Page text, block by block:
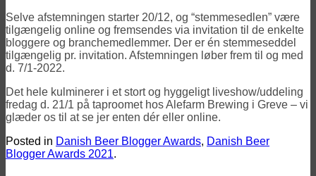
Selve afstemningen starter 20/12, og “stemmesedlen” være
tilgængelig online og fremsendes via invitation til de enkelte
bloggere og branchemedlemmer. Der er én stemmeseddel
tilgængelig pr. invitation. Afstemningen løber frem til og med
d. 7/1-2022.
Det hele kulminerer i et stort og hyggeligt liveshow/uddeling
fredag d. 21/1 på taproomet hos Alefarm Brewing i Greve – vi
glæder os til at se jer enten dér eller online.
Posted in Danish Beer Blogger Awards, Danish Beer
Blogger Awards 2021.